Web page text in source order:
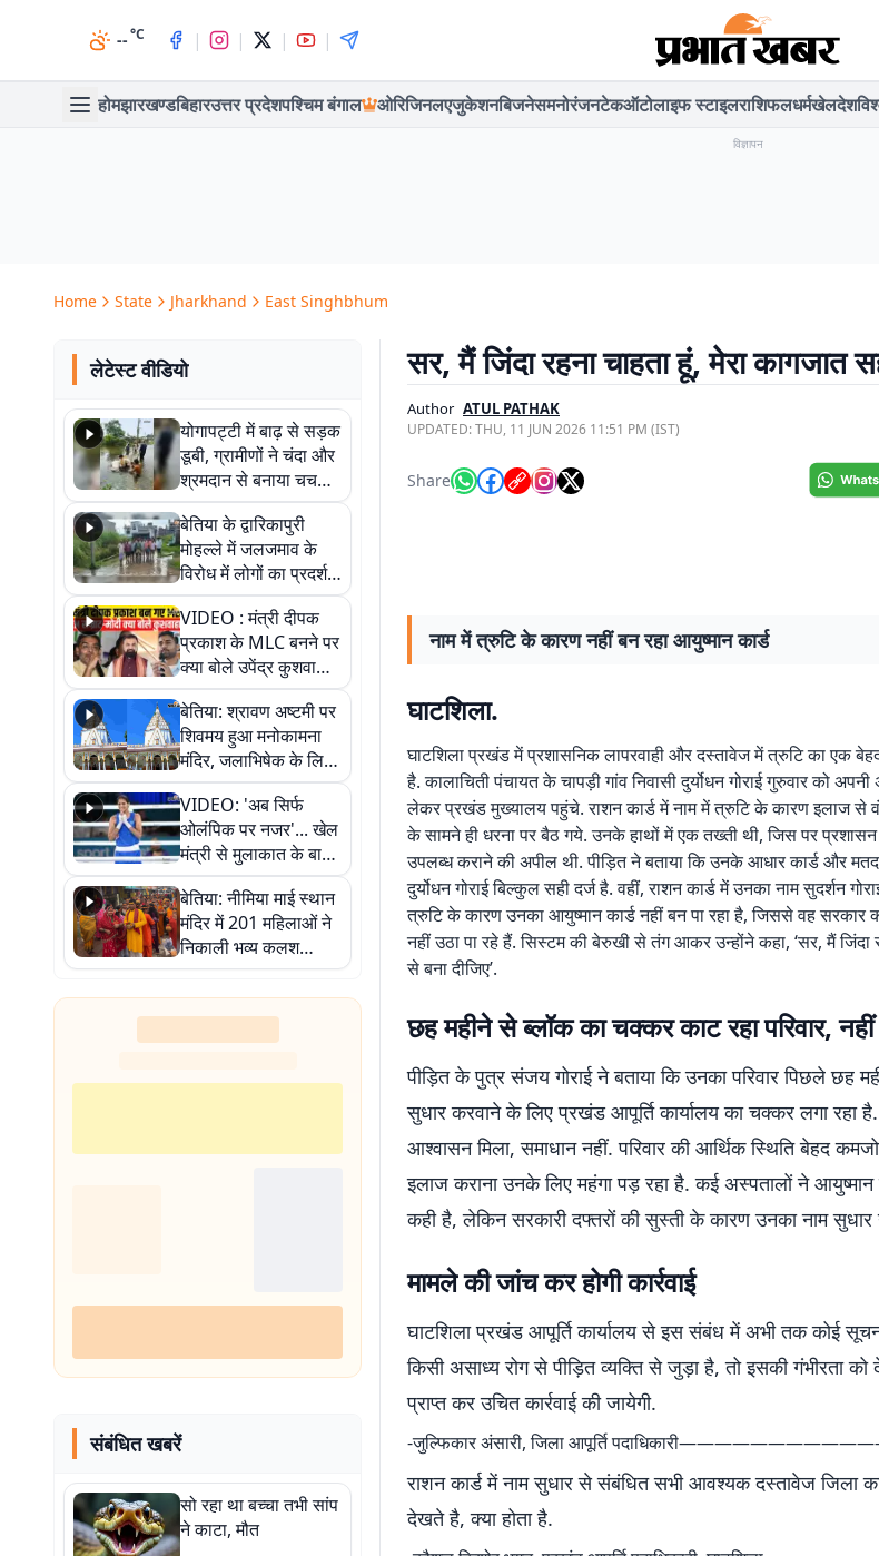
--°C | | | |
होमझारखण्डबिहारउत्तर प्रदेशपश्चिम बंगाल ओरिजिनलएजुकेशनबिजनेसमनोरंजनटेकऑटोलाइफ स्टाइलराशिफलधर्मखेलदेश
विज्ञापन
Home State Jharkhand East Singhbhum
लेटेस्ट वीडियो
योगापट्टी में बाढ़ से सड़क
डूबी, ग्रामीणों ने चंदा और
श्रमदान से बनाया चचरी
पुल
बेतिया के द्वारिकापुरी
मोहल्ले में जलजमाव के
विरोध में लोगों का प्रदर्शन,
स्थायी समाधान की मांग
VIDEO : मंत्री दीपक
प्रकाश के MLC बनने पर
क्या बोले उपेंद्र कुशवाहा,
सुनिए
बेतिया: श्रावण अष्टमी पर
शिवमय हुआ मनोकामना
मंदिर, जलाभिषेक के लिए
लगी लंबी कतारें
VIDEO: 'अब सिर्फ
ओलंपिक पर नजर'... खेल
मंत्री से मुलाकात के बाद
जैसमीन लंबोरिया का बड़ा
बयान
बेतिया: नीमिया माई स्थान
मंदिर में 201 महिलाओं ने
निकाली भव्य कलश
शोभायात्रा, शिवलिंग
प्राण-प्रतिष्ठा महोत्सव
शुरू
संबंधित खबरें
सो रहा था बच्चा तभी सांप
ने काटा, मौत
सर, मैं जिंदा रहना चाहता हूं, मेरा कागजात
Author ATUL PATHAK
UPDATED:THU, 11 JUN 2026 11:51 PM (IST)
Share
नाम में त्रुटि के कारण नहीं बन रहा आयुष्मान कार्ड
घाटशिला.
घाटशिला प्रखंड में प्रशासनिक लापरवाही और दस्तावेज में त्रुटि का एक
है. कालाचिती पंचायत के चापड़ी गांव निवासी दुर्योधन गोराई गुरुवार को
लेकर प्रखंड मुख्यालय पहुंचे. राशन कार्ड में नाम में त्रुटि के कारण इलाज से
के सामने ही धरना पर बैठ गये. उनके हाथों में एक तख्ती थी, जिस पर
उपलब्ध कराने की अपील थी. पीड़ित ने बताया कि उनके आधार कार्ड और
दुर्योधन गोराई बिल्कुल सही दर्ज है. वहीं, राशन कार्ड में उनका नाम सुदर्शन
त्रुटि के कारण उनका आयुष्मान कार्ड नहीं बन पा रहा है, जिससे वह सरकार
नहीं उठा पा रहे हैं. सिस्टम की बेरुखी से तंग आकर उन्होंने कहा, ‘सर, मैं जिंदा
से बना दीजिए’.
छह महीने से ब्लॉक का चक्कर काट रहा परिवार,
पीड़ित के पुत्र संजय गोराई ने बताया कि उनका परिवार पिछले छह
सुधार करवाने के लिए प्रखंड आपूर्ति कार्यालय का चक्कर लगा रहा
आश्वासन मिला, समाधान नहीं. परिवार की आर्थिक स्थिति बेहद
इलाज कराना उनके लिए महंगा पड़ रहा है. कई अस्पतालों ने आयुष्मान
कही है, लेकिन सरकारी दफ्तरों की सुस्ती के कारण उनका नाम सुधार
मामले की जांच कर होगी कार्रवाई
घाटशिला प्रखंड आपूर्ति कार्यालय से इस संबंध में अभी तक कोई सूचना
किसी असाध्य रोग से पीड़ित व्यक्ति से जुड़ा है, तो इसकी गंभीरता
प्राप्त कर उचित कार्रवाई की जायेगी.
-जुल्फिकार अंसारी, जिला आपूर्ति
राशन कार्ड में नाम सुधार से संबंधित सभी आवश्यक दस्तावेज जिला
देखते है, क्या होता है.